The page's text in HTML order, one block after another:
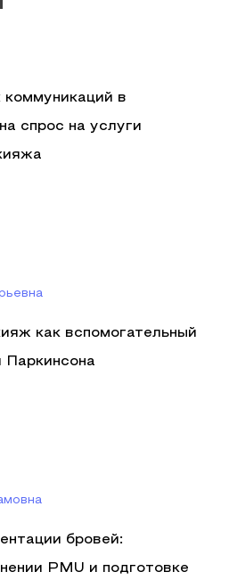
в
спрос на услуги
как вспомогательный
Паркинсона
бровей:
PMU и подготовке